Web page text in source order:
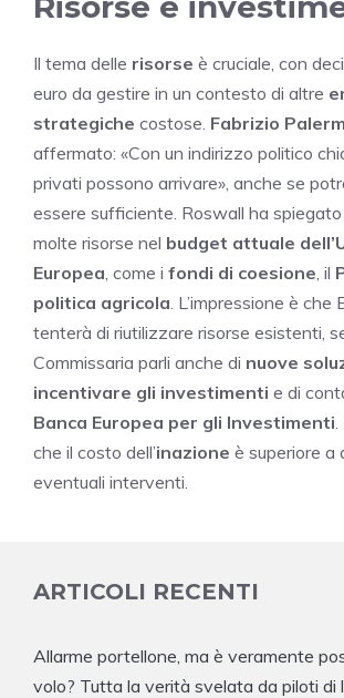
Il tema delle risorse è cruciale, con
euro da gestire in un contesto di altre
strategiche costose. Fabrizio
affermato: «Con un indirizzo politico
privati possono arrivare», anche se
essere sufficiente. Roswall ha
molte risorse nel budget attuale
Europea , come i fondi di coesione , il
politica agricola . L’impressione è che
tenterà di riutilizzare risorse esistenti,
Commissaria parli anche di nuove
incentivare gli investimenti e di
Banca Europea per gli Investimenti
che il costo dell’inazione è superiore a
eventuali interventi.
ARTICOLI RECENTI
Allarme portellone, ma è veramente
volo? Tutta la verità svelata da piloti di